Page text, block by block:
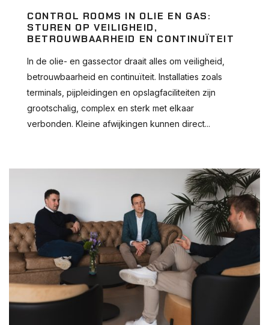
CONTROL ROOMS IN OLIE EN GAS:
STUREN OP VEILIGHEID,
BETROUWBAARHEID EN CONTINUÏTEIT
In de olie- en gassector draait alles om veiligheid,
betrouwbaarheid en continuïteit. Installaties zoals
terminals, pijpleidingen en opslagfaciliteiten zijn
grootschalig, complex en sterk met elkaar
verbonden. Kleine afwijkingen kunnen direct...